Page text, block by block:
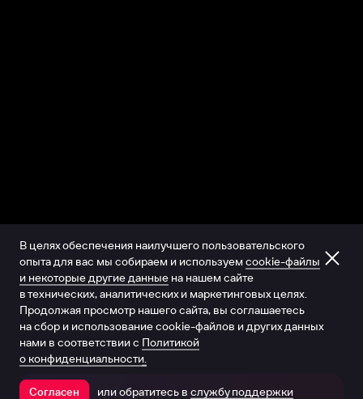
Открыть в приложении
В целях обеспечения наилучшего пользовательского
опыта для вас мы собираем и используем cookie-файлы
и некоторые другие данные на нашем сайте
в технических, аналитических и маркетинговых целях.
Продолжая просмотр нашего сайта, вы соглашаетесь
на сбор и использование cookie-файлов и других данных
нами в соответствии с Политикой
о конфиденциальности.
Согласен или обратитесь в службу поддержки